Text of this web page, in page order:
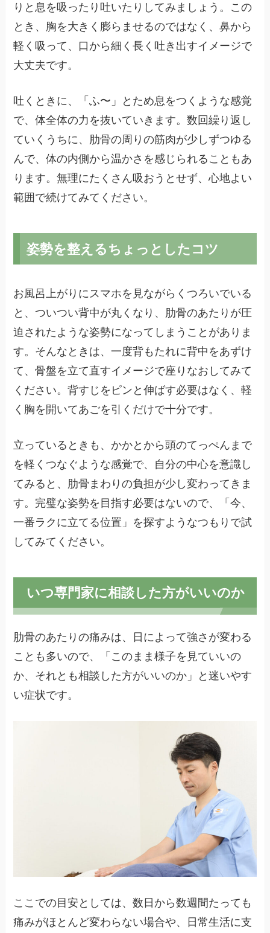
りと息を吸ったり吐いたりしてみましょう。この
とき、胸を大きく膨らませるのではなく、鼻から
軽く吸って、口から細く長く吐き出すイメージで
大丈夫です。
吐くときに、「ふ〜」とため息をつくような感覚
で、体全体の力を抜いていきます。数回繰り返し
ていくうちに、肋骨の周りの筋肉が少しずつゆる
んで、体の内側から温かさを感じられることもあ
ります。無理にたくさん吸おうとせず、心地よい
範囲で続けてみてください。
姿勢を整えるちょっとしたコツ
お風呂上がりにスマホを見ながらくつろいでいる
と、ついつい背中が丸くなり、肋骨のあたりが圧
迫されたような姿勢になってしまうことがありま
す。そんなときは、一度背もたれに背中をあずけ
て、骨盤を立て直すイメージで座りなおしてみて
ください。背すじをピンと伸ばす必要はなく、軽
く胸を開いてあごを引くだけで十分です。
立っているときも、かかとから頭のてっぺんまで
を軽くつなぐような感覚で、自分の中心を意識し
てみると、肋骨まわりの負担が少し変わってきま
す。完璧な姿勢を目指す必要はないので、「今、
一番ラクに立てる位置」を探すようなつもりで試
してみてください。
いつ専門家に相談した方がいいのか
肋骨のあたりの痛みは、日によって強さが変わる
ことも多いので、「このまま様子を見ていいの
か、それとも相談した方がいいのか」と迷いやす
い症状です。
ここでの目安としては、数日から数週間たっても
痛みがほとんど変わらない場合や、日常生活に支